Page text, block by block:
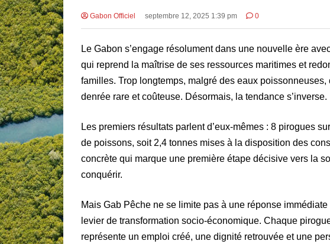
Gabon Officiel septembre 12, 2025 1:39 pm 0
Le Gabon s’engage résolument dans une nouvelle ère
qui reprend la maîtrise de ses ressources maritimes et
familles. Trop longtemps, malgré des eaux poissonneuses,
denrée rare et coûteuse. Désormais, la tendance s’inverse.
Les premiers résultats parlent d’eux-mêmes : 8 pirogues
de poissons, soit 2,4 tonnes mises à la disposition des
concrète qui marque une première étape décisive vers la
conquérir.
Mais Gab Pêche ne se limite pas à une réponse
levier de transformation socio-économique. Chaque
représente un emploi créé, une dignité retrouvée et une